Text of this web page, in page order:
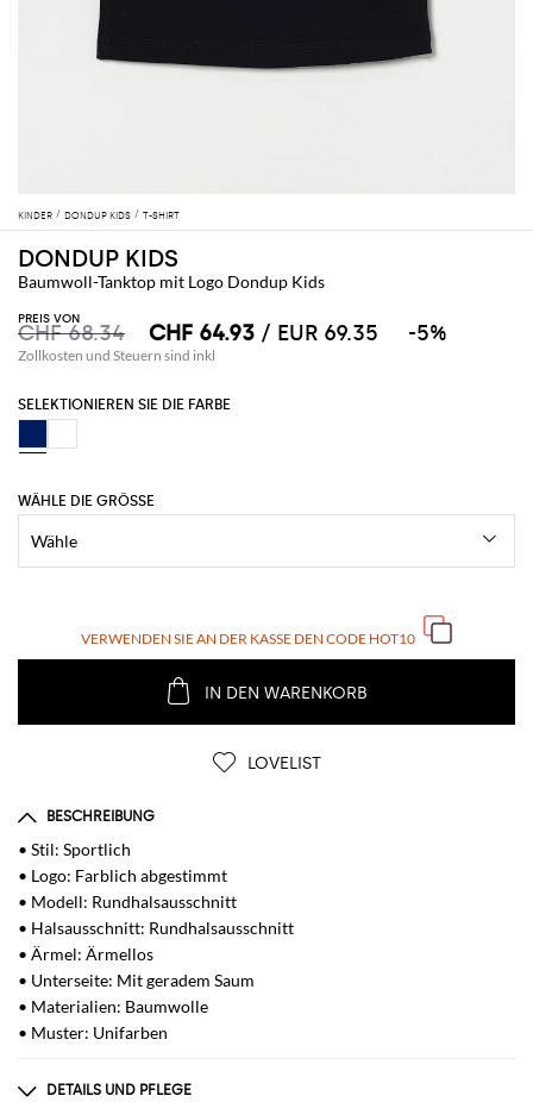
KINDER DONDUP KIDS T-SHIRT
DONDUP KIDS
Baumwoll-Tanktop mit Logo Dondup Kids
PREIS VON
CHF 68.34 CHF 64.93 / EUR 69.35 -5%
Zollkosten und Steuern sind inkl
SELEKTIONIEREN SIE DIE FARBE
WÄHLE DIE GRÖSSE
VERWENDEN SIE AN DER KASSE DEN CODE HOT10
IN DEN WARENKORB
LOVELIST
BESCHREIBUNG
• Stil: Sportlich
• Logo: Farblich abgestimmt
• Modell: Rundhalsausschnitt
• Halsausschnitt: Rundhalsausschnitt
• Ärmel: Ärmellos
• Unterseite: Mit geradem Saum
• Materialien: Baumwolle
• Muster: Unifarben
DETAILS UND PFLEGE